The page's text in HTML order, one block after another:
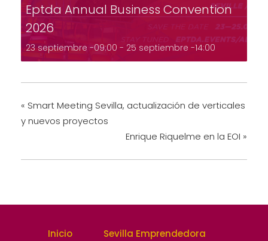
Eptda Annual Business Convention
2026
23 septiembre -09:00 - 25 septiembre -14:00
« Smart Meeting Sevilla, actualización de verticales
y nuevos proyectos
Enrique Riquelme en la EOI »
Inicio Sevilla Emprendedora